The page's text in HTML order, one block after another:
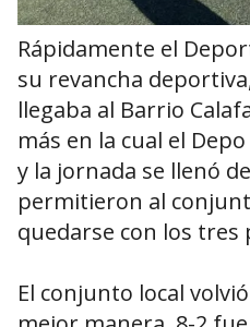
Rápidamente el
su revancha
llegaba al Barrio
más en la cual el
y la jornada se llenó
permitieron al
quedarse con los tres
El conjunto local